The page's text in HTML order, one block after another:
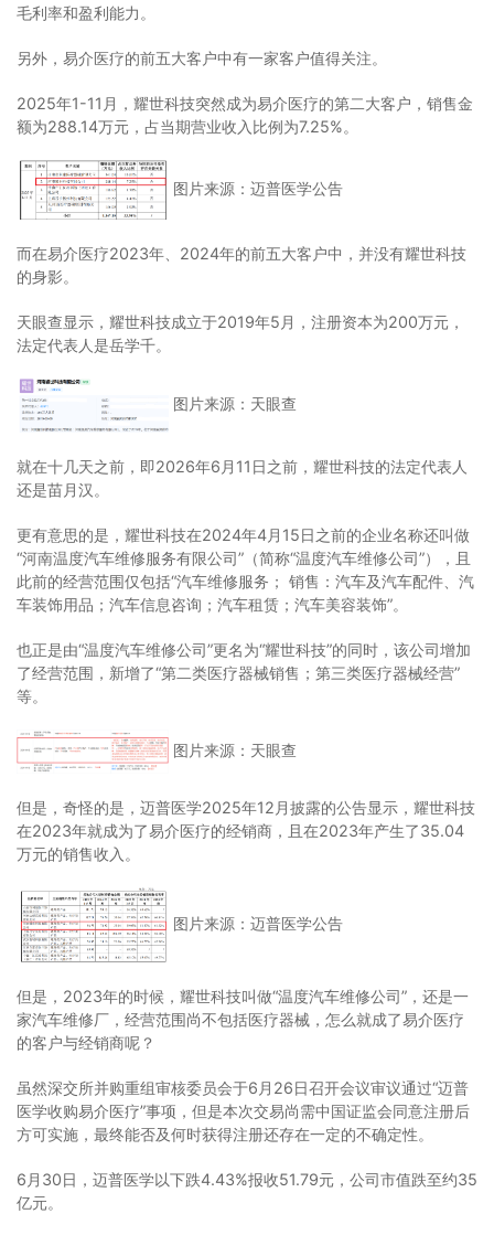
毛利率和盈利能力。
另外，易介医疗的前五大客户中有一家客户值得关注。
2025年1-11月，耀世科技突然成为易介医疗的第二大客户，销售金
额为288.14万元，占当期营业收入比例为7.25%。
图片来源：迈普医学公告
而在易介医疗2023年、2024年的前五大客户中，并没有耀世科技
的身影。
天眼查显示，耀世科技成立于2019年5月，注册资本为200万元，
法定代表人是岳学千。
图片来源：天眼查
就在十几天之前，即2026年6月11日之前，耀世科技的法定代表人
还是苗月汉。
更有意思的是，耀世科技在2024年4月15日之前的企业名称还叫做
“河南温度汽车维修服务有限公司”（简称“温度汽车维修公司”），且
此前的经营范围仅包括“汽车维修服务； 销售：汽车及汽车配件、汽
车装饰用品；汽车信息咨询；汽车租赁；汽车美容装饰”。
也正是由“温度汽车维修公司”更名为“耀世科技”的同时，该公司增加
了经营范围，新增了“第二类医疗器械销售；第三类医疗器械经营”
等。
图片来源：天眼查
但是，奇怪的是，迈普医学2025年12月披露的公告显示，耀世科技
在2023年就成为了易介医疗的经销商，且在2023年产生了35.04
万元的销售收入。
图片来源：迈普医学公告
但是，2023年的时候，耀世科技叫做“温度汽车维修公司”，还是一
家汽车维修厂，经营范围尚不包括医疗器械，怎么就成了易介医疗
的客户与经销商呢？
虽然深交所并购重组审核委员会于6月26日召开会议审议通过“迈普
医学收购易介医疗”事项，但是本次交易尚需中国证监会同意注册后
方可实施，最终能否及何时获得注册还存在一定的不确定性。
6月30日，迈普医学以下跌4.43%报收51.79元，公司市值跌至约35
亿元。